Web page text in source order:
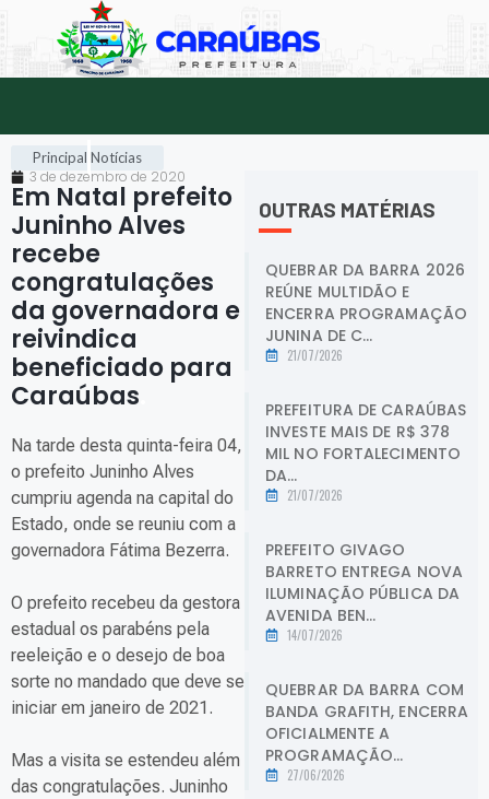
Principal Notícias
3 de dezembro de 2020
Em Natal prefeito
Juninho Alves
recebe
congratulações
da governadora e
reivindica
beneficiado para
Caraúbas
Na tarde desta quinta-feira 04,
o prefeito Juninho Alves
cumpriu agenda na capital do
Estado, onde se reuniu com a
governadora Fátima Bezerra.
O prefeito recebeu da gestora
estadual os parabéns pela
reeleição e o desejo de boa
sorte no mandado que deve se
iniciar em janeiro de 2021.
Mas a visita se estendeu além
das congratulações. Juninho
OUTRAS MATÉRIAS
QUEBRAR DA BARRA 2026
REÚNE MULTIDÃO E
ENCERRA PROGRAMAÇÃO
JUNINA DE C...
21/07/2026
PREFEITURA DE CARAÚBAS
INVESTE MAIS DE R$ 378
MIL NO FORTALECIMENTO
DA...
21/07/2026
PREFEITO GIVAGO
BARRETO ENTREGA NOVA
ILUMINAÇÃO PÚBLICA DA
AVENIDA BEN...
14/07/2026
QUEBRAR DA BARRA COM
BANDA GRAFITH, ENCERRA
OFICIALMENTE A
PROGRAMAÇÃO...
27/06/2026